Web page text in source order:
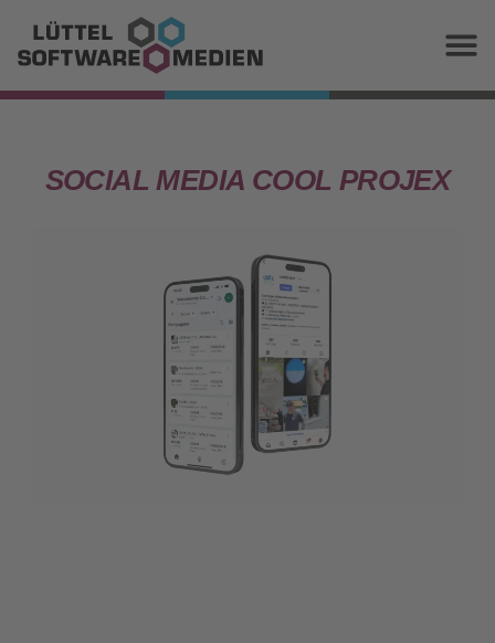
SOCIAL MEDIA COOL PROJEX